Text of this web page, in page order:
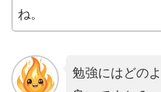
ね。
勉強にはどの